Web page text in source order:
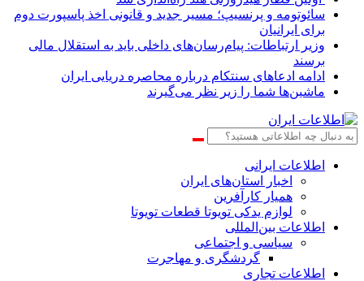
سائوتومه و پرنسیپ؛ مسیر جدید و قانونی اخذ پاسپورت دوم
برای ایرانیان
وزیر ارتباطات: پیام‌رسان‌های داخلی باید به استقلال مالی
برسند
ادامه ادعاهای سنتکام درباره محاصره دریایی ایران
ماشین‌ها شما را زیر نظر می‌گیرند
اطلاعات‌ ‎ایرانی
اخبار استان‌های ایران
همیار کارآفرین
لوازم یدکی تویوتا قطعات تویوتا
اطلاعات بین‌المللی
سیاسی و اجتماعی
گردشگری و مهاجرت
اطلاعات تجاری